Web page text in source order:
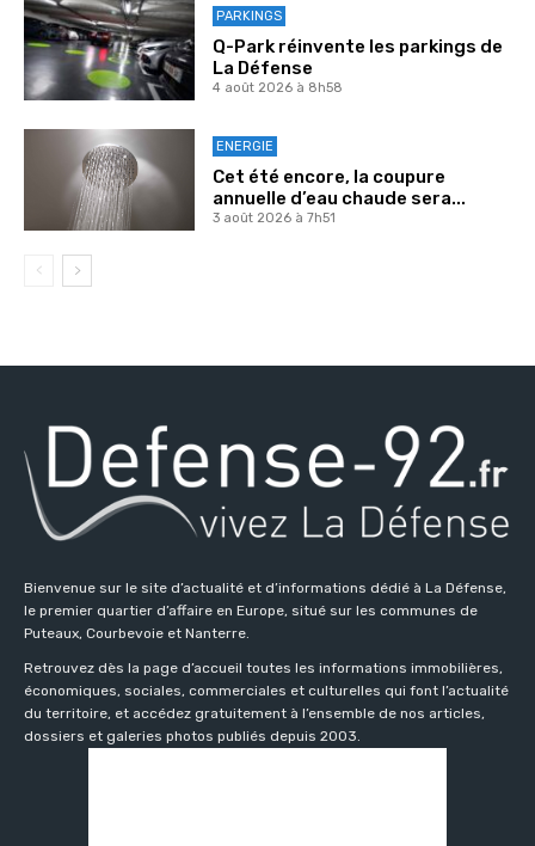
PARKINGS
Q-Park réinvente les parkings de
La Défense
4 août 2026 à 8h58
ENERGIE
Cet été encore, la coupure
annuelle d’eau chaude sera...
3 août 2026 à 7h51
Bienvenue sur le site d’actualité et d’informations dédié à La Défense,
le premier quartier d’affaire en Europe, situé sur les communes de
Puteaux, Courbevoie et Nanterre.
Retrouvez dès la page d’accueil toutes les informations immobilières,
économiques, sociales, commerciales et culturelles qui font l’actualité
du territoire, et accédez gratuitement à l’ensemble de nos articles,
dossiers et galeries photos publiés depuis 2003.